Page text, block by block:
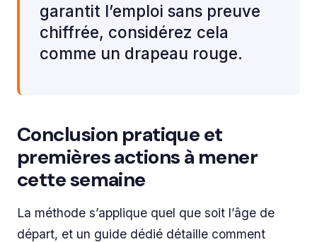
garantit l’emploi sans preuve
chiffrée, considérez cela
comme un drapeau rouge.
Conclusion pratique et
premières actions à mener
cette semaine
La méthode s’applique quel que soit l’âge de
départ, et un guide dédié détaille comment